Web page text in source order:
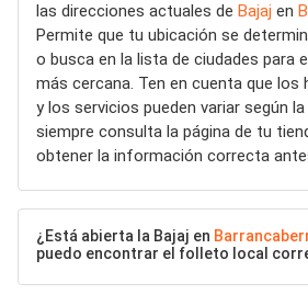
las direcciones actuales de Bajaj en
Permite que tu ubicación se
o busca en la lista de ciudades para
más cercana. Ten en cuenta que los
y los servicios pueden variar según
siempre consulta la página de tu
obtener la información correcta
¿Está abierta la Bajaj en
puedo encontrar el folleto local